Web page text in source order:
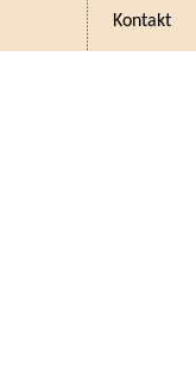
Kontakt